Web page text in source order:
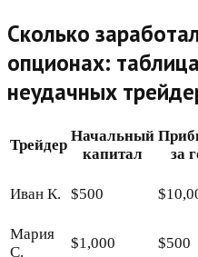
Сколько
опционах:
неудачных
Трейдер
Начальный
капитал
за
Иван К. $500
Мария
С.
$1,000 $500